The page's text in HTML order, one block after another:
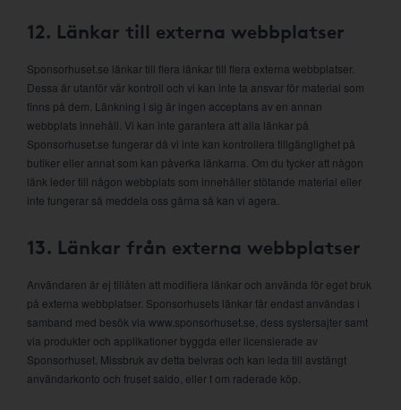
12. Länkar till externa webbplatser
Sponsorhuset.se länkar till flera länkar till flera externa webbplatser.
Dessa är utanför vår kontroll och vi kan inte ta ansvar för material som
finns på dem. Länkning i sig är ingen acceptans av en annan
webbplats innehåll. Vi kan inte garantera att alla länkar på
Sponsorhuset.se fungerar då vi inte kan kontrollera tillgänglighet på
butiker eller annat som kan påverka länkarna. Om du tycker att någon
länk leder till någon webbplats som innehåller stötande material eller
inte fungerar så meddela oss gärna så kan vi agera.
13. Länkar från externa webbplatser
Användaren är ej tillåten att modifiera länkar och använda för eget bruk
på externa webbplatser. Sponsorhusets länkar får endast användas i
samband med besök via www.sponsorhuset.se, dess systersajter samt
via produkter och applikationer byggda eller licensierade av
Sponsorhuset. Missbruk av detta beivras och kan leda till avstängt
användarkonto och fruset saldo, eller t om raderade köp.